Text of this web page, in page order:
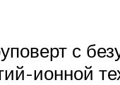
с
ионной